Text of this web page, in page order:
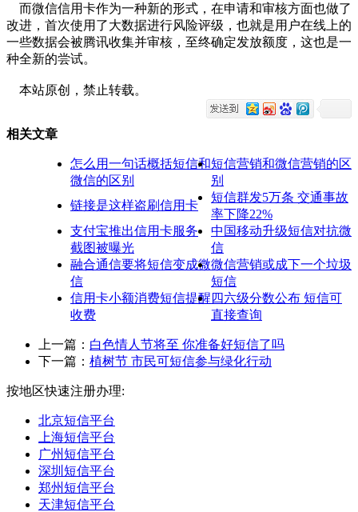
而微信信用卡作为一种新的形式，在申请和审核方面也做了
改进，首次使用了大数据进行风险评级，也就是用户在线上的
一些数据会被腾讯收集并审核，至终确定发放额度，这也是一
种全新的尝试。
本站原创，禁止转载。
相关文章
怎么用一句话概括短信和
微信的区别
短信营销和微信营销的区
别
链接是这样盗刷信用卡
短信群发5万条 交通事故
率下降22%
支付宝推出信用卡服务
截图被曝光
中国移动升级短信对抗微
信
融合通信要将短信变成微
信
微信营销或成下一个垃圾
短信
信用卡小额消费短信提醒
收费
四六级分数公布 短信可
直接查询
上一篇： 白色情人节将至 你准备好短信了吗
下一篇： 植树节 市民可短信参与绿化行动
按地区快速注册办理:
北京短信平台
上海短信平台
广州短信平台
深圳短信平台
郑州短信平台
天津短信平台